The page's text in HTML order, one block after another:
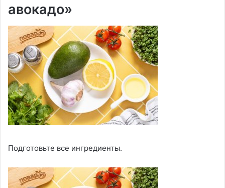
авокадо»
Подготовьте все ингредиенты.